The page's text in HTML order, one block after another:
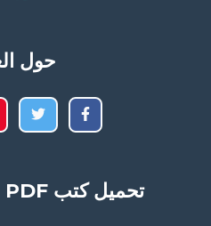
حول
تحميل كتب PDF مجانا – كتب كو